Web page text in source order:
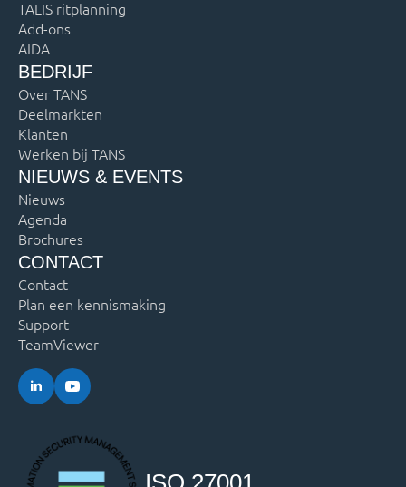
TALIS ritplanning
Add-ons
AIDA
BEDRIJF
Over TANS
Deelmarkten
Klanten
Werken bij TANS
NIEUWS & EVENTS
Nieuws
Agenda
Brochures
CONTACT
Contact
Plan een kennismaking
Support
TeamViewer